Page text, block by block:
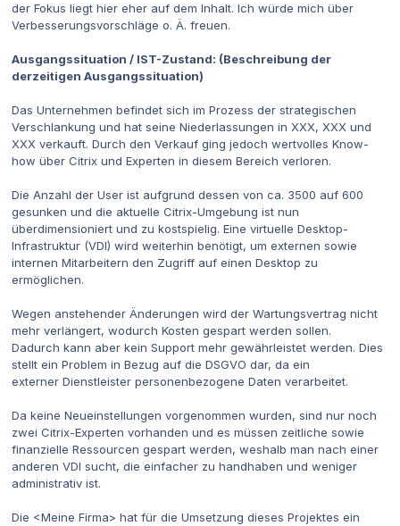
der Fokus liegt hier eher auf dem Inhalt. Ich würde mich über
Verbesserungsvorschläge o. Ä. freuen.
Ausgangssituation / IST-Zustand: (Beschreibung der
derzeitigen Ausgangssituation)
Das Unternehmen befindet sich im Prozess der strategischen
Verschlankung und hat seine Niederlassungen in XXX, XXX und
XXX verkauft. Durch den Verkauf ging jedoch wertvolles Know-
how über Citrix und Experten in diesem Bereich verloren.
Die Anzahl der User ist aufgrund dessen von ca. 3500 auf 600
gesunken und die aktuelle Citrix-Umgebung ist nun
überdimensioniert und zu kostspielig. Eine virtuelle Desktop-
Infrastruktur (VDI) wird weiterhin benötigt, um externen sowie
internen Mitarbeitern den Zugriff auf einen Desktop zu
ermöglichen.
Wegen anstehender Änderungen wird der Wartungsvertrag nicht
mehr verlängert, wodurch Kosten gespart werden sollen.
Dadurch kann aber kein Support mehr gewährleistet werden. Dies
stellt ein Problem in Bezug auf die DSGVO dar, da ein
externer Dienstleister personenbezogene Daten verarbeitet.
Da keine Neueinstellungen vorgenommen wurden, sind nur noch
zwei Citrix-Experten vorhanden und es müssen zeitliche sowie
finanzielle Ressourcen gespart werden, weshalb man nach einer
anderen VDI sucht, die einfacher zu handhaben und weniger
administrativ ist.
Die <Meine Firma> hat für die Umsetzung dieses Projektes ein